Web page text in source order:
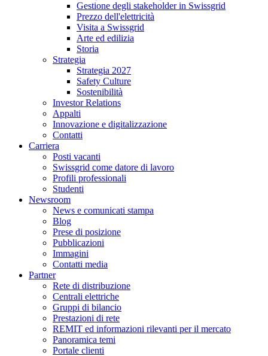
Gestione degli stakeholder in Swissgrid
Prezzo dell'elettricità
Visita a Swissgrid
Arte ed edilizia
Storia
Strategia
Strategia 2027
Safety Culture
Sostenibilità
Investor Relations
Appalti
Innovazione e digitalizzazione
Contatti
Carriera
Posti vacanti
Swissgrid come datore di lavoro
Profili professionali
Studenti
Newsroom
News e comunicati stampa
Blog
Prese di posizione
Pubblicazioni
Immagini
Contatti media
Partner
Rete di distribuzione
Centrali elettriche
Gruppi di bilancio
Prestazioni di rete
REMIT ed informazioni rilevanti per il mercato
Panoramica temi
Portale clienti